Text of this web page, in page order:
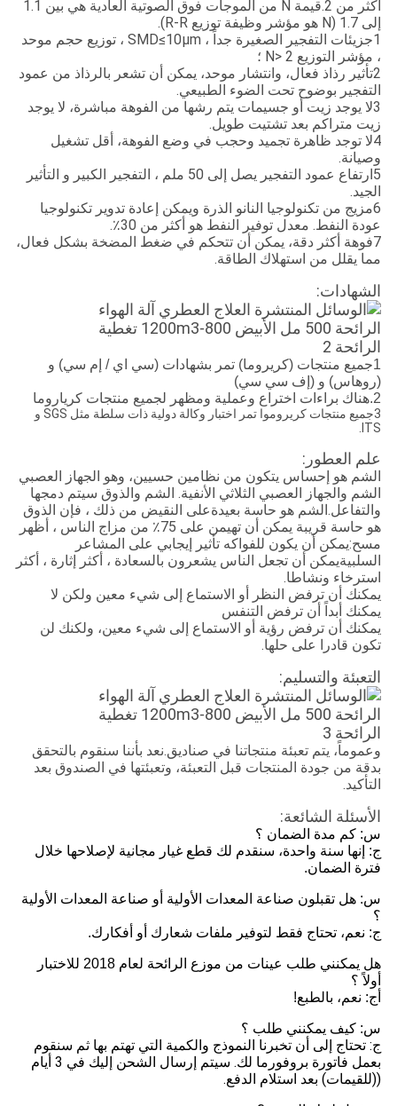
أكثر من 2.قيمة N من الموجات فوق الصوتية العادية هي بين 1.1
إلى 1.7 (N هو مؤشر وظيفة توزيع R-R).
1جزيئات التفجير الصغيرة جداً ، SMD≤10μm ، توزيع حجم موحد
، مؤشر التوزيع N> 2 ؛
2تأثير رذاذ فعال، وانتشار موحد، يمكن أن تشعر بالرذاذ من عمود
التفجير بوضوح تحت الضوء الطبيعي.
3لا يوجد زيت أو جسيمات يتم رشها من الفوهة مباشرة، لا يوجد
زيت متراكم بعد تشتيت طويل.
4لا توجد ظاهرة تجميد وحجب في وضع الفوهة، أقل تشغيل
وصيانة.
5ارتفاع عمود التفجير يصل إلى 50 ملم ، التفجير الكبير و التأثير
الجيد.
6مزيج من تكنولوجيا النانو الذرة ويمكن إعادة تدوير تكنولوجيا
عودة النفط. معدل توفير النفط هو أكثر من 30٪.
7فوهة أكثر دقة، يمكن أن تتحكم في ضغط المضخة بشكل فعال،
مما يقلل من استهلاك الطاقة.
الشهادات:
1جميع منتجات (كريروما) تمر بشهادات (سي اي / إم سي) و
(روهاس) و (إف سي سي)
2.هناك براءات اختراع وعملية ومظهر لجميع منتجات كرياروما
3جميع منتجات كريروموا تمر اختبار وكالة دولية ذات سلطة مثل SGS و
ITS.
علم العطور:
الشم هو إحساس يتكون من نظامين حسيين، وهو الجهاز العصبي
الشم والجهاز العصبي الثلاثي الأنفية. الشم والذوق سيتم دمجها
والتفاعل.الشم هو حاسة بعيدةعلى النقيض من ذلك ، فإن الذوق
هو حاسة قريبة يمكن أن تهيمن على 75٪ من مزاج الناس ، أظهر
مسح:يمكن أن يكون للفواكه تأثير إيجابي على المشاعر
السلبيةيمكن أن تجعل الناس يشعرون بالسعادة ، أكثر إثارة ، أكثر
استرخاء ونشاطا.
يمكنك أن ترفض النظر أو الاستماع إلى شيء معين ولكن لا
يمكنك أبداً أن ترفض التنفس
يمكنك أن ترفض رؤية أو الاستماع إلى شيء معين، ولكنك لن
تكون قادرا على حلها.
التعبئة والتسليم:
وعموماً، يتم تعبئة منتجاتنا في صناديق.نعد بأننا سنقوم بالتحقق
بدقة من جودة المنتجات قبل التعبئة، وتعبئتها في الصندوق بعد
التأكيد.
الأسئلة الشائعة:
س: كم مدة الضمان ؟
ج: إنها سنة واحدة، سنقدم لك قطع غيار مجانية لإصلاحها خلال
فترة الضمان.
س: هل تقبلون صناعة المعدات الأولية أو صناعة المعدات الأولية
؟
ج: نعم، تحتاج فقط لتوفير ملفات شعارك أو أفكارك.
هل يمكنني طلب عينات من موزع الرائحة لعام 2018 للاختبار
أولاً ؟
أج: نعم، بالطبع!
س: كيف يمكنني طلب ؟
ج: تحتاج إلى أن تخبرنا النموذج والكمية التي تهتم بها ثم سنقوم
بعمل فاتورة بروفورما لك. سيتم إرسال الشحن إليك في 3 أيام
((للقيمات) بعد استلام الدفع.